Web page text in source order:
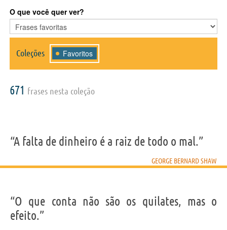
O que você quer ver?
Coleções Favoritos
671 frases nesta coleção
“A falta de dinheiro é a raiz de todo o mal.”
GEORGE BERNARD SHAW
“O que conta não são os quilates, mas o
efeito.”